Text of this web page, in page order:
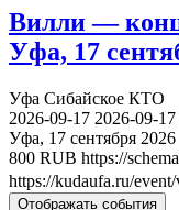
Вилли —
Уфа, 17
Уфа Сибайское КТО
2026-09-17 2026-09-17
Уфа, 17 сентября 2026
800 RUB https://
https://kudaufa.ru/
Отображать события